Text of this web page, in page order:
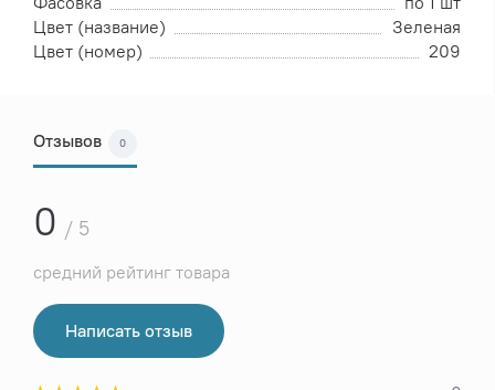
Цвет (название)
Зеленая
Цвет (номер)
209
Отзывов 0
0 / 5
средний рейтинг товара
Написать отзыв